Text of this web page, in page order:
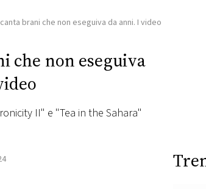
brani che non eseguiva da anni. I video
che non eseguiva
II" e "Tea in the Sahara"